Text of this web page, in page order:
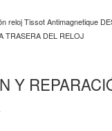
reloj Tissot Antimagnetique
TRASERA DEL RELOJ
Y